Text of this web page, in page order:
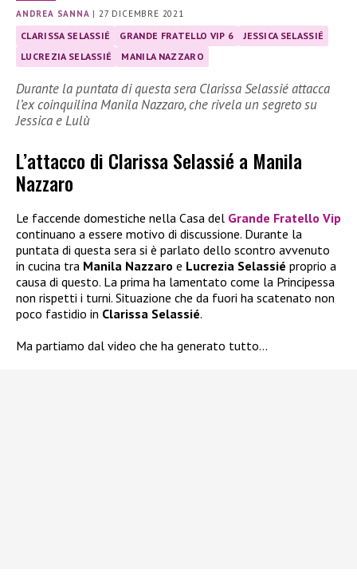
ANDREA SANNA |27 DICEMBRE 2021
CLARISSA SELASSIÉ GRANDE FRATELLO VIP 6
JESSICA SELASSIÉ
LUCREZIA SELASSIÉ
MANILA NAZZARO
Durante la puntata di questa sera Clarissa Selassié attacca
l’ex coinquilina Manila Nazzaro, che rivela un segreto su
Jessica e Lulù
L’attacco di Clarissa Selassié a Manila
Nazzaro
Le faccende domestiche nella Casa del Grande Fratello Vip
continuano a essere motivo di discussione. Durante la
puntata di questa sera si è parlato dello scontro avvenuto
in cucina tra Manila Nazzaro e Lucrezia Selassié proprio a
causa di questo. La prima ha lamentato come la Principessa
non rispetti i turni. Situazione che da fuori ha scatenato non
poco fastidio in Clarissa Selassié.
Ma partiamo dal video che ha generato tutto…